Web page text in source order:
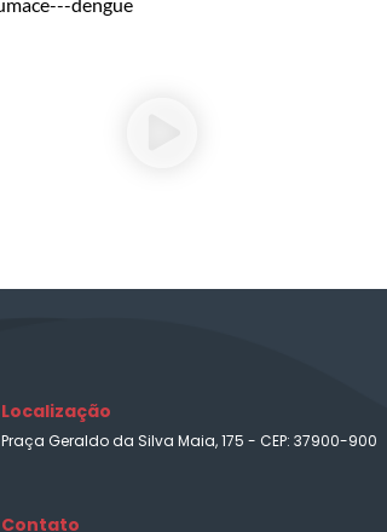
Localização
Praça Geraldo da Silva Maia, 175 - CEP: 37900-900
Contato